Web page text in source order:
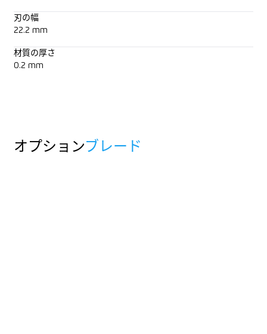
刃の幅
22.2 mm
材質の厚さ
0.2 mm
オプションブレード